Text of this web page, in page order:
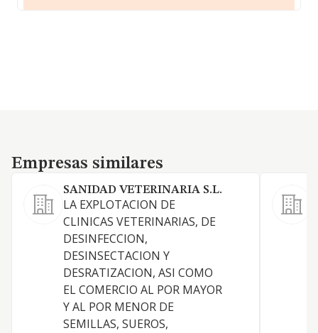
Empresas similares
Empresas similares
SANIDAD VETERINARIA S.L.
LA EXPLOTACION DE
CLINICAS VETERINARIAS, DE
DESINFECCION,
DESINSECTACION Y
DESRATIZACION, ASI COMO
EL COMERCIO AL POR MAYOR
Y AL POR MENOR DE
SEMILLAS, SUEROS,